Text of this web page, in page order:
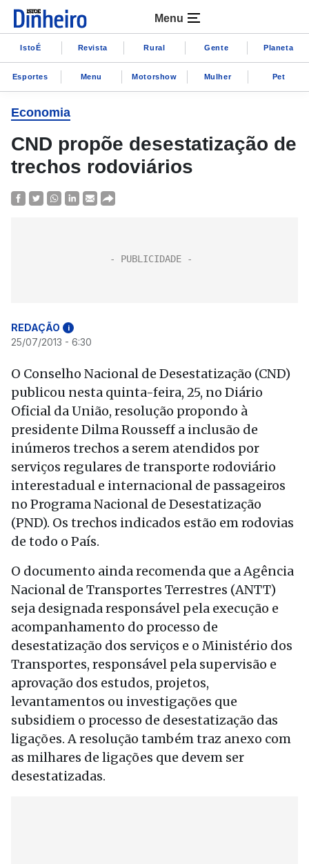
Menu
IstoÉ Revista Rural Gente Planeta
Esportes Menu Motorshow Mulher Pet
Economia
CND propõe desestatização de
trechos rodoviários
REDAÇÃO i
25/07/2013 - 6:30
O Conselho Nacional de Desestatização (CND)
publicou nesta quinta-feira, 25, no Diário
Oficial da União, resolução propondo à
presidente Dilma Rousseff a inclusão de
inúmeros trechos a serem atendidos por
serviços regulares de transporte rodoviário
interestadual e internacional de passageiros
no Programa Nacional de Desestatização
(PND). Os trechos indicados estão em rodovias
de todo o País.
O documento ainda recomenda que a Agência
Nacional de Transportes Terrestres (ANTT)
seja designada responsável pela execução e
acompanhamento do processo de
desestatização dos serviços e o Ministério dos
Transportes, responsável pela supervisão e
aprovação dos estudos, projetos,
levantamentos ou investigações que
subsidiem o processo de desestatização das
ligações. A resolução também traz anexo com
as milhares de ligações que devem ser
desestatizadas.